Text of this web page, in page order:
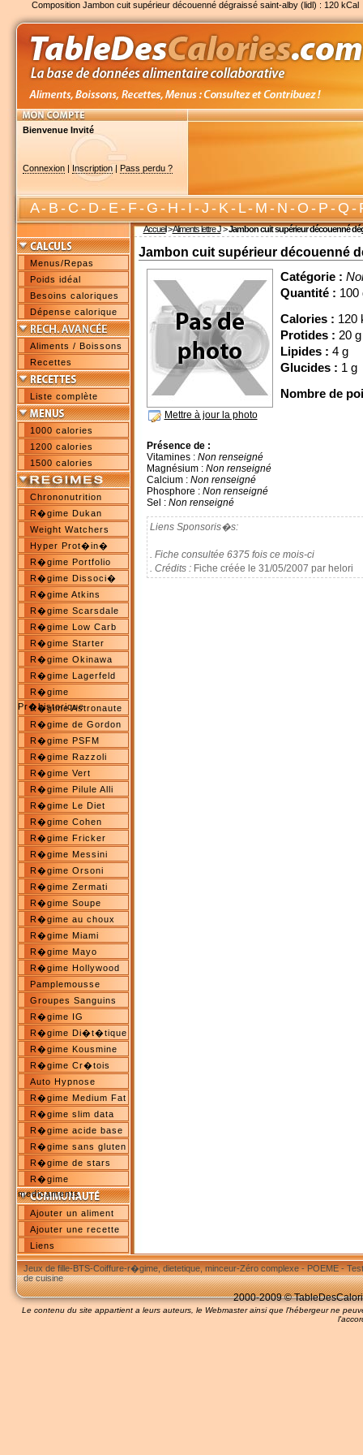
Composition Jambon cuit supérieur découenné dégraissé saint-alby (lidl) : 120 kCal
Bienvenue Invité
Connexion| Inscription| Pass perdu ?
A-B-C-D-E-F-G-H-I-J-K-L-M-N-O-P-Q-
Accueil>Aliments lettre J>Jambon cuit supérieur découenné
Menus/Repas
Poids idéal
Besoins caloriques
Dépense calorique
Aliments / Boissons
Recettes
Liste complète
1000 calories
1200 calories
1500 calories
Chrononutrition
R�gime Dukan
Weight Watchers
Hyper Prot�in�
R�gime Portfolio
R�gime Dissoci�
R�gime Atkins
R�gime Scarsdale
R�gime Low Carb
R�gime Starter
R�gime Okinawa
R�gime Lagerfeld
R�gime
Pr�historique
R�gime Astronaute
R�gime de Gordon
R�gime PSFM
R�gime Razzoli
R�gime Vert
R�gime Pilule Alli
R�gime Le Diet
R�gime Cohen
R�gime Fricker
R�gime Messini
R�gime Orsoni
R�gime Zermati
R�gime Soupe
R�gime au choux
R�gime Miami
R�gime Mayo
R�gime Hollywood
Pamplemousse
Groupes Sanguins
R�gime IG
R�gime Di�t�tique
R�gime Kousmine
R�gime Cr�tois
Auto Hypnose
R�gime Medium Fat
R�gime slim data
R�gime acide base
R�gime sans gluten
R�gime de stars
R�gime
medicaments
Ajouter un aliment
Ajouter une recette
Liens
Jambon cuit supérieur découenné
Mettre à jour la photo
Catégorie :
Quantité : 100
Calories : 120
Protides : 20 g
Lipides : 4 g
Glucides : 1 g
Nombre de
Présence de :
Vitamines : Non renseigné
Magnésium : Non renseigné
Calcium : Non renseigné
Phosphore : Non renseigné
Sel : Non renseigné
Liens Sponsoris�s:
. Fiche consultée 6375 fois ce mois-ci
. Crédits :Fiche créée le 31/05/2007 par helori
Jeux de fille-BTS-Coiffure-r�gime, dietetique, minceur-Zéro complexe-POEME-
de cuisine
2000-2009 ©
Le contenu du site appartient a leurs auteurs, le Webmaster ainsi que l'hébergeur ne